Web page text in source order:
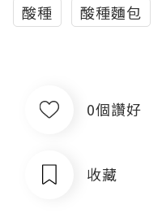
酸種
酸種麵包
0個讚好
收藏